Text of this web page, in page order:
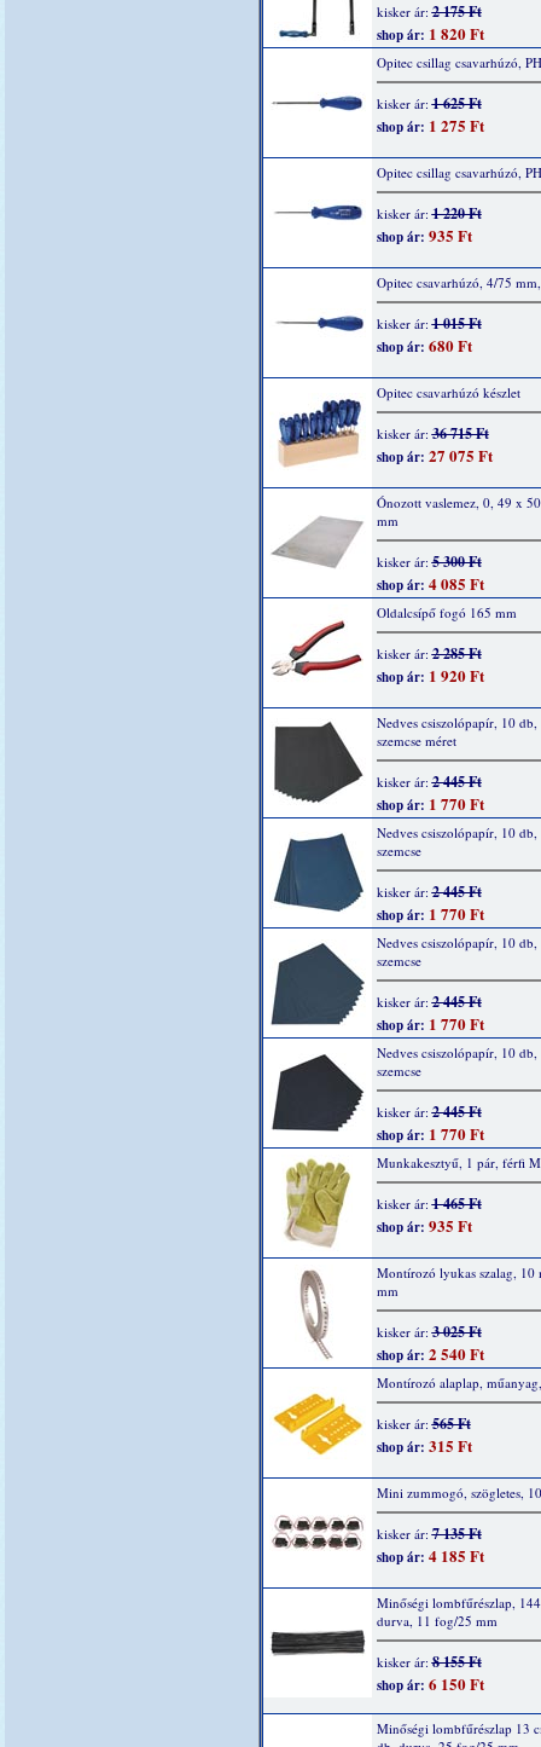
kisker ár:2 175 Ft
shop ár: 1 820 Ft
Opitec csillag csavarhúzó,
kisker ár:1 625 Ft
shop ár: 1 275 Ft
Opitec csillag csavarhúzó,
kisker ár:1 220 Ft
shop ár: 935 Ft
Opitec csavarhúzó, 4/75
kisker ár:1 015 Ft
shop ár: 680 Ft
Opitec csavarhúzó készlet
kisker ár:36 715 Ft
shop ár: 27 075 Ft
Ónozott vaslemez, 0, 49 x
mm
kisker ár:5 300 Ft
shop ár: 4 085 Ft
Oldalcsípő fogó 165 mm
kisker ár:2 285 Ft
shop ár: 1 920 Ft
Nedves csiszolópapír, 10 db,
szemcse méret
kisker ár:2 445 Ft
shop ár: 1 770 Ft
Nedves csiszolópapír, 10 db,
szemcse
kisker ár:2 445 Ft
shop ár: 1 770 Ft
Nedves csiszolópapír, 10 db,
szemcse
kisker ár:2 445 Ft
shop ár: 1 770 Ft
Nedves csiszolópapír, 10 db,
szemcse
kisker ár:2 445 Ft
shop ár: 1 770 Ft
Munkakesztyű, 1 pár, férfi
kisker ár:1 465 Ft
shop ár: 935 Ft
Montírozó lyukas szalag, 10
mm
kisker ár:3 025 Ft
shop ár: 2 540 Ft
Montírozó alaplap,
kisker ár:565 Ft
shop ár: 315 Ft
Mini zummogó, szögletes,
kisker ár:7 135 Ft
shop ár: 4 185 Ft
Minőségi lombfűrészlap,
durva, 11 fog/25 mm
kisker ár:8 155 Ft
shop ár: 6 150 Ft
Minőségi lombfűrészlap 13